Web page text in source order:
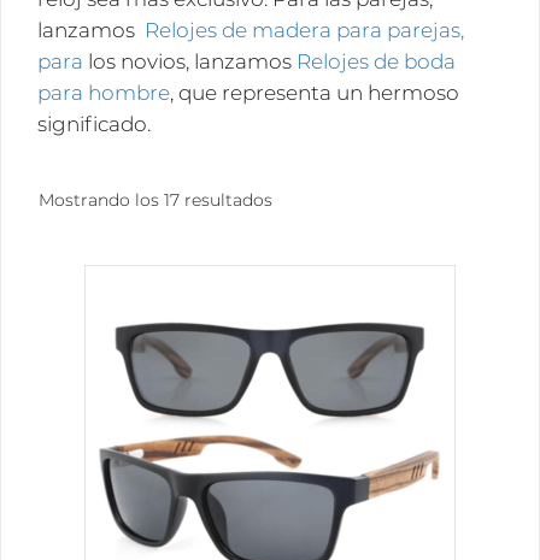
lanzamos Relojes de madera para parejas,
para los novios, lanzamos Relojes de boda
para hombre, que representa un hermoso
significado.
Mostrando los 17 resultadosOrdenado
popularidad